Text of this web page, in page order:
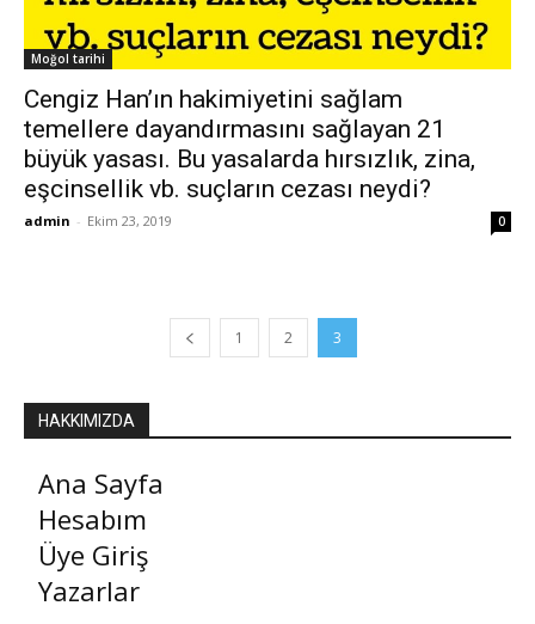
Moğol tarihi
Cengiz Han’ın hakimiyetini sağlam
temellere dayandırmasını sağlayan 21
büyük yasası. Bu yasalarda hırsızlık, zina,
eşcinsellik vb. suçların cezası neydi?
admin - Ekim 23, 2019 0
1 2 3
HAKKIMIZDA
Ana Sayfa
Hesabım
Üye Giriş
Yazarlar